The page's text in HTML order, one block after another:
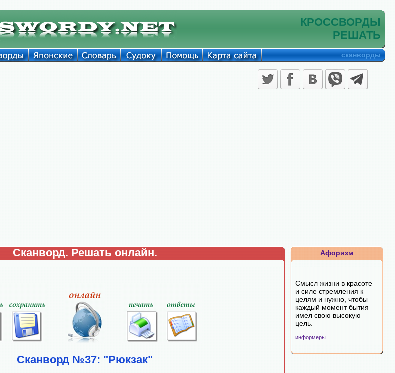
КРОССВОРДЫ
РЕШАТЬ
сканворды
Сканворд. Решать онлайн.
Сканворд №37: "Рюкзак"
Афоризм
Смысл жизни в красоте
и силе стремления к
целям и нужно, чтобы
каждый момент бытия
имел свою высокую
цель.
информеры